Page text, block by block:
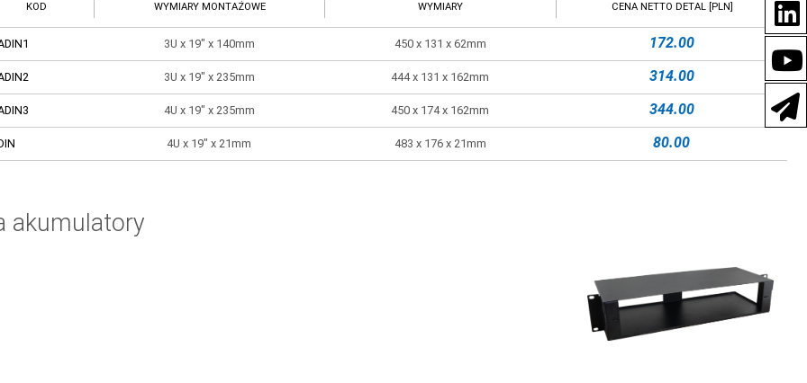
KOD WYMIARY MONTAŻOWE WYMIARY CENA NETTO DETAL [PLN]
3U x 19" x 140mm 450 x 131 x 62mm 172.00
3U x 19" x 235mm 444 x 131 x 162mm 314.00
4U x 19" x 235mm 450 x 174 x 162mm 344.00
4U x 19" x 21mm 483 x 176 x 21mm 80.00
akumulatory